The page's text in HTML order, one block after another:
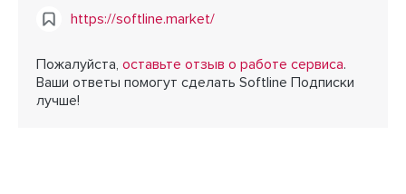
https://softline.market/
Пожалуйста, оставьте отзыв о работе сервиса.
Ваши ответы помогут сделать Softline Подписки
лучше!